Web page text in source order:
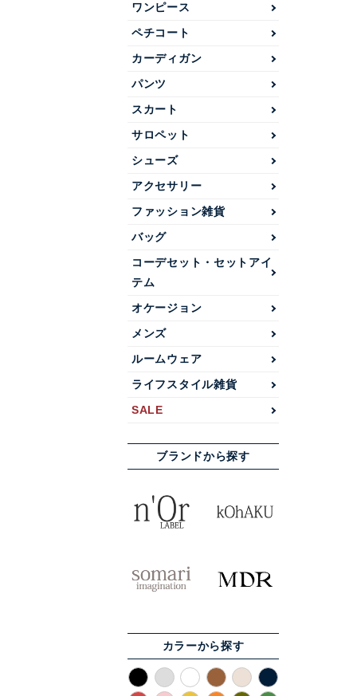
ワンピース
ペチコート
カーディガン
パンツ
スカート
サロペット
シューズ
アクセサリー
ファッション雑貨
バッグ
コーデセット・セットアイ
テム
オケージョン
メンズ
ルームウェア
ライフスタイル雑貨
SALE
ブランドから探す
カラーから探す